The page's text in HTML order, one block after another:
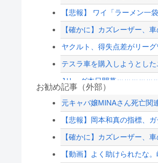
【悲報】 ワイ「ラーメン
【確かに】カズレーザー、
ヤクルト、得失点差がリー
テスラ車を購入しようとし
Jリーグ本日開幕ｗｗｗｗｗ
【熱波】ドイツ、暑すぎて１
大久保佳代子「休みの日は
共産党「これは酷い…京都
大久保佳代子「休みの日は
お勧め記事（外部）
元キャバ嬢MINAさん死亡関
【悲報】岡本和真の指標、
【確かに】カズレーザー、
【動画】よく助けられたな